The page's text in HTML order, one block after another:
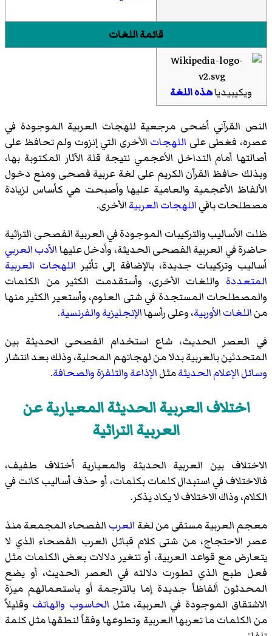
قائمة اللغات
ويكيبيدياهذه اللغة
النص القرآني أضحى مرجعية للهجات العربية الموجودة في
عصره، فغطى على اللهجات الأخرى التي إنزوت ولم تحافظ على
أصالتها أمام التداخل الأعجمي نتيجة قلة الآثار المكتوبة بها،
وبذلك حافظ القرآن الكريم على لغة عربية فصحى ومنع دخول
الألفاظ الأعجمية والعامية عليها وأصبحت هي كأساس لزيادة
مصطلحات باقياللهجات العربيةالأخرى.
ظلت الأساليب والتركيبات الموجودة في العربية الفصحى التراثية
حاضرة في العربية الفصحى الحديثة، وأدخل عليهاالأدب العربي
أساليب وتركيبات جديدة، بالإضافة إلى تأثير اللهجات العربية
المتعددة واللغات الأخرى، وأستقدمت الكثير من الكلمات
والمصطلحات المستجدة في شتى العلوم، وأستعير الكثير منها
مناللغات الأوربية، وعلى رأسهاالإنجليزيةوالفرنسية.
في العصر الحديث، شاع استخدام الفصحى الحديثة بين
المتحدثين بالعربية بدلا من لهجاتهم المحلية، وذلك بعد انتشار
وسائل الإعلام الحديثةمثلالإذاعةوالتلفزةوالصحافة.
اختلاف العربية الحديثة المعيارية عن
العربية التراثية
الاختلاف بين العربية الحديثة والمعيارية أختلاف طفيف،
فالاختلاف في استبدال كلمات بكلمات، أو حذف أساليب كانت في
الكلام، وذاك الاختلاف لا يكاد يذكر.
معجم العربية مستقى من لغة العرب الفصحاء المجمعة منذ
عصر الاحتجاج، من شتى كلام قبائل العرب الفصحاء الذي لا
يتعارض مع قواعد العربية، أو تتغير دلالات بعض الكلمات مثل
فعل طبع الذي تطورت دلالته في العصر الحديث، أو يضع
المحدثون ألفاظاً جديدة إما بالترجمة أو باستعمالهم ميزة
الاشتقاق الموجودة في العربية، مثل الحاسوب والهاتف وقليلاً
من الكلمات ما تعربها العربية وتطوعها وفقاً لنطقها مثل كلمة